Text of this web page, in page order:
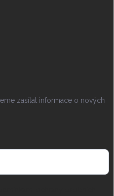
zasílat informace o nových